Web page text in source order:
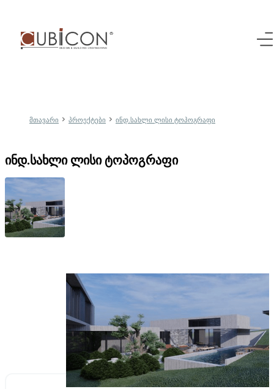
მთავარი პროექტები ინდ.სახლი ლისი ტოპოგრაფი
ინდ.სახლი ლისი ტოპოგრაფი